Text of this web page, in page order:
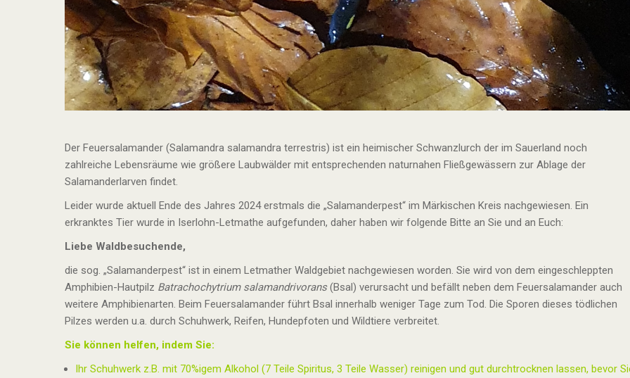
Der Feuersalamander (Salamandra salamandra terrestris) ist ein heimischer Schwanzlurch der im Sauerland noch
zahlreiche Lebensräume wie größere Laubwälder mit entsprechenden naturnahen Fließgewässern zur Ablage der
Salamanderlarven findet.
Leider wurde aktuell Ende des Jahres 2024 erstmals die „Salamanderpest“ im Märkischen Kreis nachgewiesen. Ein
erkranktes Tier wurde in Iserlohn-Letmathe aufgefunden, daher haben wir folgende Bitte an Sie und an Euch:
Liebe Waldbesuchende,
die sog. „Salamanderpest“ ist in einem Letmather Waldgebiet nachgewiesen worden. Sie wird von dem eingeschleppten
Amphibien-Hautpilz Batrachochytrium salamandrivorans(Bsal) verursacht und befällt neben dem Feuersalamander auch
weitere Amphibienarten. Beim Feuersalamander führt Bsal innerhalb weniger Tage zum Tod. Die Sporen dieses tödlichen
Pilzes werden u.a. durch Schuhwerk, Reifen, Hundepfoten und Wildtiere verbreitet.
Sie können helfen, indem Sie:
Ihr Schuhwerk z.B. mit 70%igem Alkohol (7 Teile Spiritus, 3 Teile Wasser) reinigen und gut durchtrocknen lassen, bevor